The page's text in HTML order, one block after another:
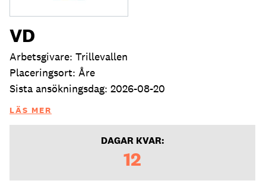
VD
Arbetsgivare: Trillevallen
Placeringsort: Åre
Sista ansökningsdag: 2026-08-20
LÄS MER
DAGAR KVAR:
12